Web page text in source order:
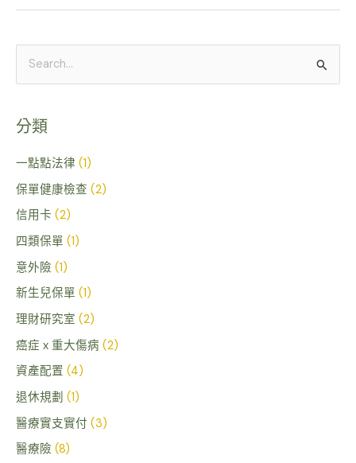
鍵
字
:
分類
一點點法律 (1)
保單健康檢查 (2)
信用卡 (2)
四類保單 (1)
意外險 (1)
新生兒保單 (1)
理財研究室 (2)
癌症 x 重大傷病 (2)
資產配置 (4)
退休規劃 (1)
醫療實支實付 (3)
醫療險 (8)